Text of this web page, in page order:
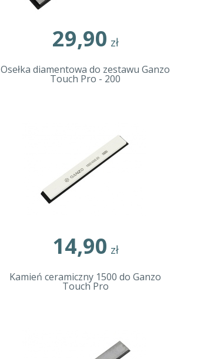
29,90 zł
Osełka diamentowa do zestawu Ganzo
Touch Pro - 200
14,90 zł
Kamień ceramiczny 1500 do Ganzo
Touch Pro